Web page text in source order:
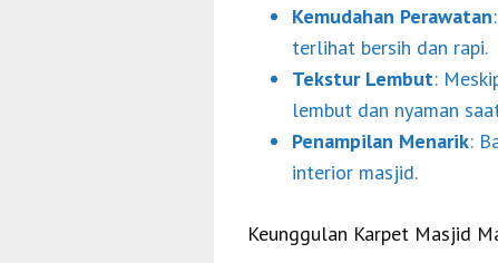
Kemudahan Perawatan
terlihat bersih dan rapi.
Tekstur Lembut:
lembut dan nyaman
Penampilan Menarik:
interior masjid.
Keunggulan Karpet Masjid